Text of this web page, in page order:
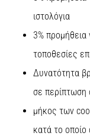
ιστολόγια
3% προμήθεια
τοποθεσίες
Δυνατότητα
σε περίπτωση
μήκος των
κατά το οποίο